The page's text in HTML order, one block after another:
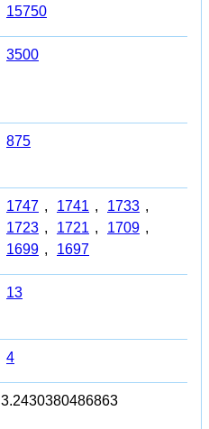
15750
3500
875
1747 , 1741 , 1733 ,
1723 , 1721 , 1709 ,
1699 , 1697
13
4
3.2430380486863